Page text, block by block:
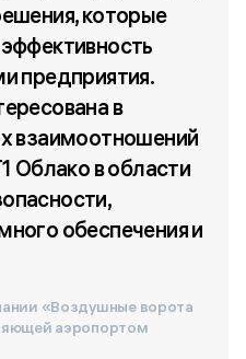
которые
предприятия.
в
взаимоотношений
Облако в области
обеспечения и
«Воздушные ворота
аэропортом